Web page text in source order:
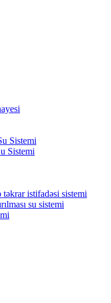
Sistemi
Sistemi
təkrar istifadəsi sistemi
su sistemi